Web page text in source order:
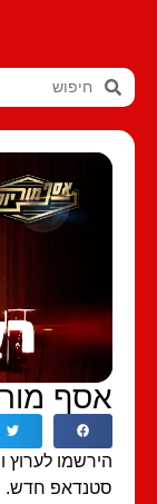
מור
לערוץ
חדש.